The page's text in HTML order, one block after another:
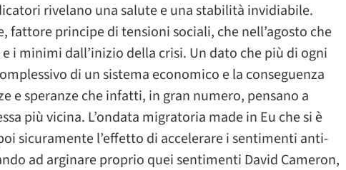
rivelano una salute e una stabilità invidiabile.
fattore principe di tensioni sociali, che nell’agosto che
i minimi dall’inizio della crisi. Un dato che più di ogni
di un sistema economico e la conseguenza
e speranze che infatti, in gran numero, pensano a
più vicina. L’ondata migratoria made in Eu che si è
sicuramente l’effetto di accelerare i sentimenti anti-
ad arginare proprio quei sentimenti David Cameron,